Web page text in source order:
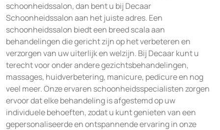
schoonheidssalon, dan bent u bij Decaar
Schoonheidssalon aan het juiste adres. Een
schoonheidssalon biedt een breed scala aan
behandelingen die gericht zijn op het verbeteren en
verzorgen van uw uiterlijk en welzijn. Bij Decaar kunt u
terecht voor onder andere gezichtsbehandelingen,
massages, huidverbetering, manicure, pedicure en nog
veel meer. Onze ervaren schoonheidsspecialisten zorgen
ervoor dat elke behandeling is afgestemd op uw
individuele behoeften, zodat u kunt genieten van een
gepersonaliseerde en ontspannende ervaring in onze